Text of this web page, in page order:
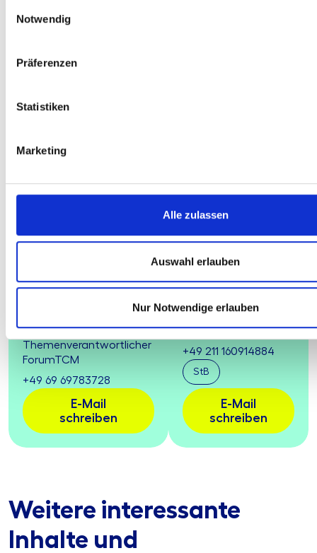
Notwendig
Präferenzen
Statistiken
Marketing
Alle zulassen
Auswahl erlauben
Nur Notwendige erlauben
Wirtschaftsprüfungsgesellschaft
AWADO WPG
Peter Grefe
Compliance
Themenverantwortlicher
ForumTCM
+49 69 69783728
E-Mail
schreiben
AWADO WPG
Julia Ronge
Tax-Compliance
Management
+49 211 160914884
StB
E-Mail
schreiben
Weitere interessante
Inhalte und